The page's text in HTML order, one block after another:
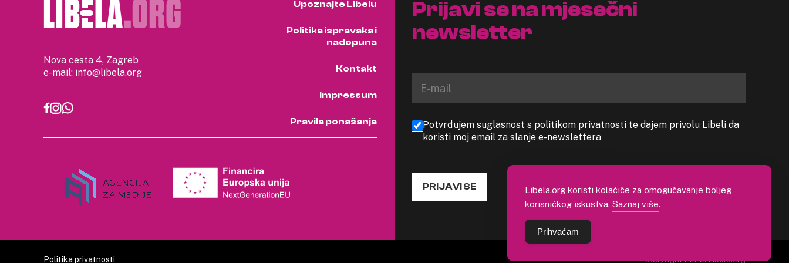
Nova cesta 4, Zagreb
e-mail: info@libela.org
Upoznajte Libelu
Politika ispravaka i
nadopuna
Kontakt
Impressum
Pravila ponašanja
Prijavi se na mjesečni
newsletter
Potvrđujem suglasnost s politikom privatnosti te dajem privolu Libeli da
koristi moj email za slanje e-newslettera
PRIJAVI SE
Politika privatnosti Copyright 2026. Libela.org
Libela.org koristi kolačiće za omogućavanje boljeg
korisničkog iskustva. Saznaj više.
Prihvaćam